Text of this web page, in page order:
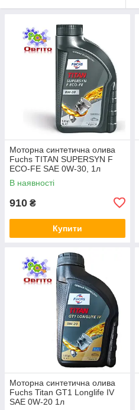
Моторна синтетична олива
Fuchs TITAN SUPERSYN F
ECO-FE SAE 0W-30, 1л
В наявності
910 ₴
Купити
Моторна синтетична олива
Fuchs Titan GT1 Longlife IV
SAE 0W-20 1л